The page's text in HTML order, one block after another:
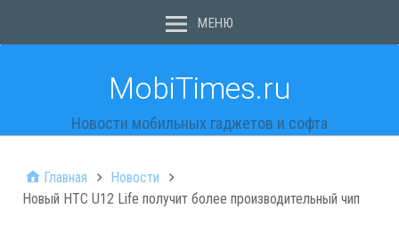
МЕНЮ
MobiTimes.ru
Новости мобильных гаджетов и софта
Главная
Новости
Новый HTC U12 Life получит более производительный чип